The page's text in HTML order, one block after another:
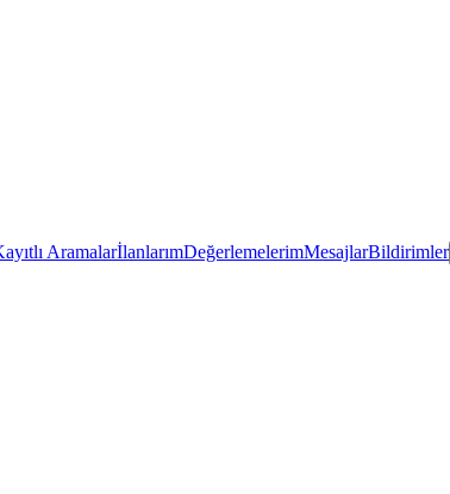
AramalarİlanlarımDeğerlemelerimMesajlarBildirimler